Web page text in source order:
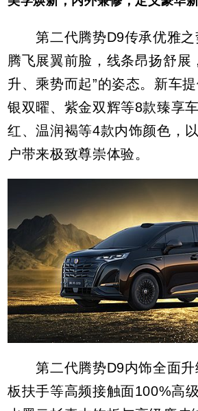
第二代腾势D9传承优雅之
腾飞展翼前脸，线条昂扬舒展
升、乘势而起”的姿态。新车
银双曜、紫金双辉等8款臻享
红、温润褐等4款内饰颜色，
户带来极致尊崇体验。
第二代腾势D9内饰全面升
板扶手等高频接触面100%高